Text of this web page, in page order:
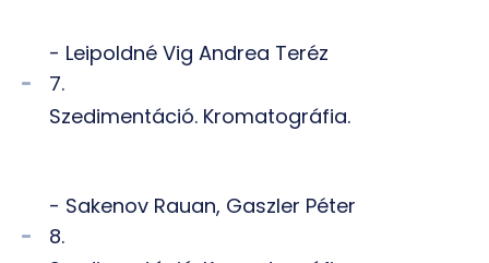
- Leipoldné Vig Andrea Teréz
7.
Szedimentáció. Kromatográfia.
- Sakenov Rauan, Gaszler Péter
8.